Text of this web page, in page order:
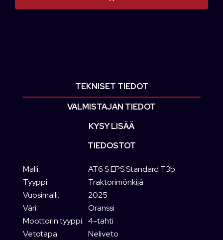
TEKNISET TIEDOT
VALMISTAJAN TIEDOT
KYSY LISÄÄ
TIEDOSTOT
Malli:
AT6 S EPS Standard T3b
Tyyppi:
Traktorimönkijä
Vuosimalli:
2025
Väri:
Oranssi
Moottorin tyyppi: 4-tahti
Vetotapa:
Neliveto